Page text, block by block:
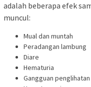
adalah beberapa efek
muncul:
Mual dan muntah
Peradangan lambung
Diare
Hematuria
Gangguan penglihatan